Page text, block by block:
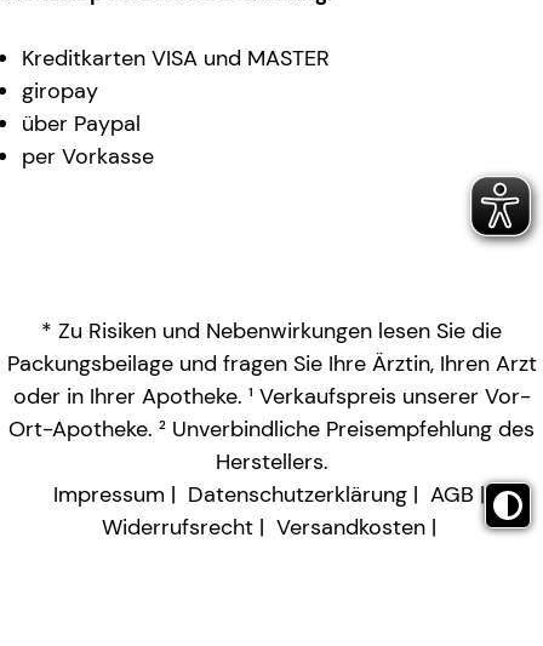
Kreditkarten VISA und MASTER
giropay
über Paypal
per Vorkasse
* Zu Risiken und Nebenwirkungen lesen Sie die
Packungsbeilage und fragen Sie Ihre Ärztin, Ihren Arzt
oder in Ihrer Apotheke. ¹ Verkaufspreis unserer Vor-
Ort-Apotheke. ² Unverbindliche Preisempfehlung des
Herstellers.
Impressum
Datenschutzerklärung
AGB
Widerrufsrecht
Versandkosten